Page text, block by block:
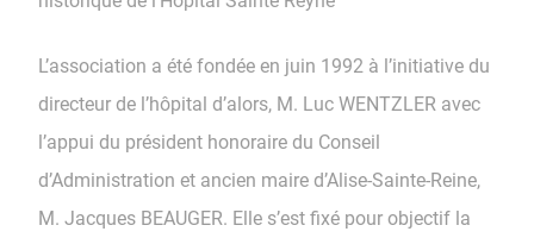
L’association a été fondée en juin 1992 à l’initiative du
directeur de l’hôpital d’alors, M. Luc WENTZLER avec
l’appui du président honoraire du Conseil
d’Administration et ancien maire d’Alise-Sainte-Reine,
M. Jacques BEAUGER. Elle s’est fixé pour objectif la